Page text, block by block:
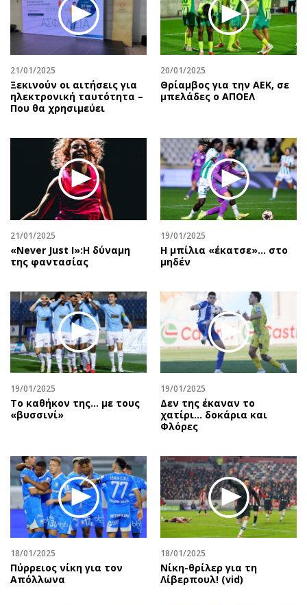
21/01/2025
Ξεκινούν οι αιτήσεις για
ηλεκτρονική ταυτότητα –
Που θα χρησιμεύει
20/01/2025
Θρίαμβος για την ΑΕΚ, σε
μπελάδες ο ΑΠΟΕΛ
21/01/2025
«Never Just I»:Η δύναμη
της φαντασίας
19/01/2025
Η μπίλια «έκατσε»… στο
μηδέν
19/01/2025
Το καθήκον της… με τους
«βυσσινί»
19/01/2025
Δεν της έκαναν το
χατίρι… δοκάρια και
Φλόρες
18/01/2025
Πύρρειος νίκη για τον
Απόλλωνα
18/01/2025
Νίκη-θρίλερ για τη
Λίβερπουλ! (vid)